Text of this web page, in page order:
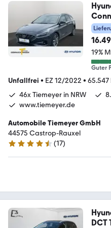
19%
Guter
Unfallfrei • EZ 12/2022 • 65.547
46x Tiemeyer in NRW
www.tiemeyer.de
Automobile Tiemeyer GmbH
44575 Castrop-Rauxel
4.6 Sterne
(17)
DCT